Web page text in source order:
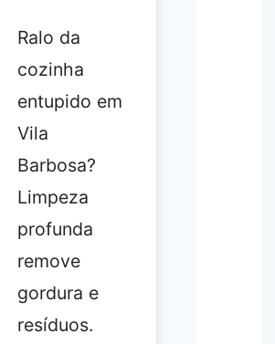
Ralo da
cozinha
entupido em
Vila
Barbosa?
Limpeza
profunda
remove
gordura e
resíduos.